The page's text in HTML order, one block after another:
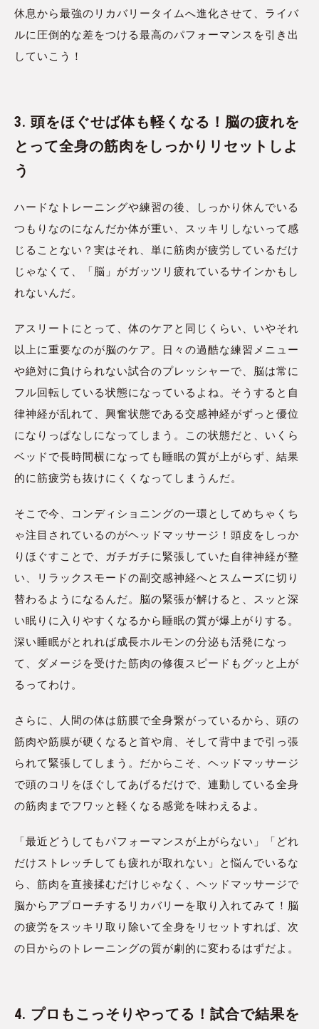
休息から最強のリカバリータイムへ進化させて、ライバ
ルに圧倒的な差をつける最高のパフォーマンスを引き出
していこう！
3. 頭をほぐせば体も軽くなる！脳の疲れを
とって全身の筋肉をしっかりリセットしよ
う
ハードなトレーニングや練習の後、しっかり休んでいる
つもりなのになんだか体が重い、スッキリしないって感
じることない？実はそれ、単に筋肉が疲労しているだけ
じゃなくて、「脳」がガッツリ疲れているサインかもし
れないんだ。
アスリートにとって、体のケアと同じくらい、いやそれ
以上に重要なのが脳のケア。日々の過酷な練習メニュー
や絶対に負けられない試合のプレッシャーで、脳は常に
フル回転している状態になっているよね。そうすると自
律神経が乱れて、興奮状態である交感神経がずっと優位
になりっぱなしになってしまう。この状態だと、いくら
ベッドで長時間横になっても睡眠の質が上がらず、結果
的に筋疲労も抜けにくくなってしまうんだ。
そこで今、コンディショニングの一環としてめちゃくち
ゃ注目されているのがヘッドマッサージ！頭皮をしっか
りほぐすことで、ガチガチに緊張していた自律神経が整
い、リラックスモードの副交感神経へとスムーズに切り
替わるようになるんだ。脳の緊張が解けると、スッと深
い眠りに入りやすくなるから睡眠の質が爆上がりする。
深い睡眠がとれれば成長ホルモンの分泌も活発になっ
て、ダメージを受けた筋肉の修復スピードもグッと上が
るってわけ。
さらに、人間の体は筋膜で全身繋がっているから、頭の
筋肉や筋膜が硬くなると首や肩、そして背中まで引っ張
られて緊張してしまう。だからこそ、ヘッドマッサージ
で頭のコリをほぐしてあげるだけで、連動している全身
の筋肉までフワッと軽くなる感覚を味わえるよ。
「最近どうしてもパフォーマンスが上がらない」「どれ
だけストレッチしても疲れが取れない」と悩んでいるな
ら、筋肉を直接揉むだけじゃなく、ヘッドマッサージで
脳からアプローチするリカバリーを取り入れてみて！脳
の疲労をスッキリ取り除いて全身をリセットすれば、次
の日からのトレーニングの質が劇的に変わるはずだよ。
4. プロもこっそりやってる！試合で結果を